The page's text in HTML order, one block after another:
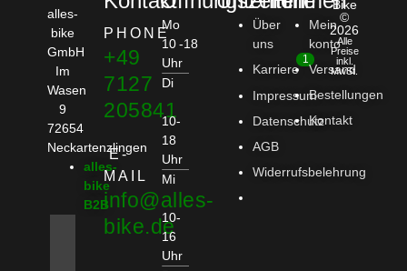
alles-
bike
GmbH
Im
Wasen
9
72654
Neckartenzlingen
alles-
bike
B2B
PHONE
+49
7127
205841
E-
MAIL
info@alles-
bike.de
Mo
10 -18
Uhr
Di
10-
18
Uhr
Mi
10-
16
Uhr
Über
uns
Karriere
1
Impressum
Datenschutz
AGB
Widerrufsbelehrung
Mein
konto
Versand
Bestellungen
Kontakt
Bike
©
2026
Alle
Preise
inkl.
MwSt.